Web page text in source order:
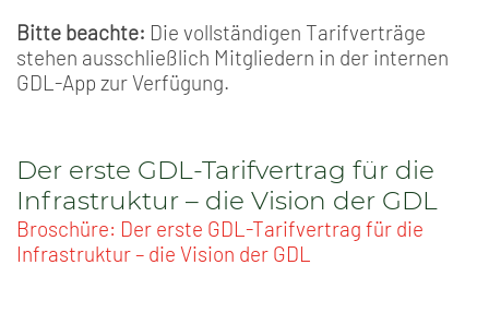
Bitte beachte: Die vollständigen Tarifverträge
stehen ausschließlich Mitgliedern in der internen
GDL-App zur Verfügung.
Der erste GDL-Tarifvertrag für die
Infrastruktur – die Vision der GDL
Broschüre: Der erste GDL-Tarifvertrag für die
Infrastruktur – die Vision der GDL